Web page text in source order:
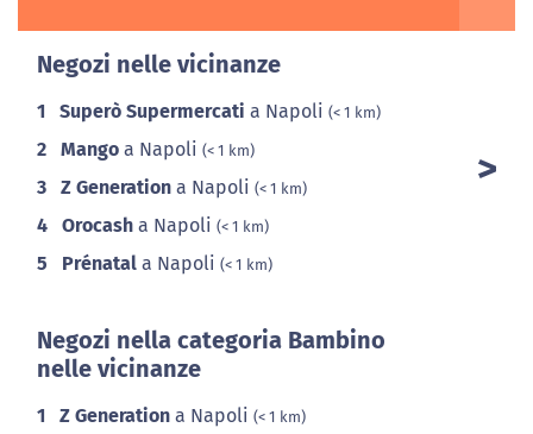
Negozi nelle vicinanze
1 Superò Supermercati a Napoli (< 1 km)
2 Mango a Napoli (< 1 km)
3 Z Generation a Napoli (< 1 km)
4 Orocash a Napoli (< 1 km)
5 Prénatal a Napoli (< 1 km)
Negozi nella categoria Bambino
nelle vicinanze
1 Z Generation a Napoli (< 1 km)